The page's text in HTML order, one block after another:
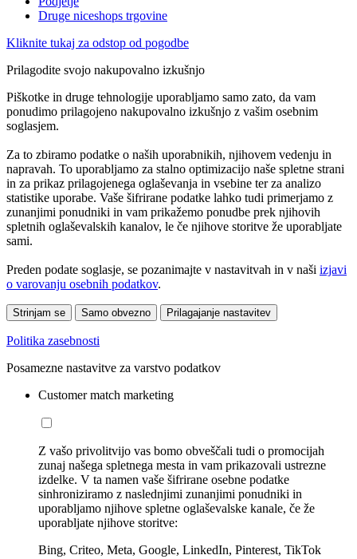
Druge niceshops trgovine
Kliknite tukaj za odstop od pogodbe
Prilagodite svojo nakupovalno izkušnjo
Piškotke in druge tehnologije uporabljamo samo zato, da vam
ponudimo prilagojeno nakupovalno izkušnjo z vašim osebnim
soglasjem.
Za to zbiramo podatke o naših uporabnikih, njihovem vedenju in
napravah. To uporabljamo za stalno optimizacijo naše spletne strani
in za prikaz prilagojenega oglaševanja in vsebine ter za analizo
statistike uporabe. Vaše šifrirane podatke lahko tudi primerjamo z
zunanjimi ponudniki in vam prikažemo ponudbe prek njihovih
spletnih oglaševalskih kanalov, le če njihove storitve že uporabljate
sami.
Preden podate soglasje, se pozanimajte v nastavitvah in v naši izjavi
o varovanju osebnih podatkov.
Strinjam se Samo obvezno Prilagajanje nastavitev
Politika zasebnosti
Posamezne nastavitve za varstvo podatkov
Customer match marketing
Z vašo privolitvijo vas bomo obveščali tudi o promocijah
zunaj našega spletnega mesta in vam prikazovali ustrezne
izdelke. V ta namen vaše šifrirane osebne podatke
sinhroniziramo z naslednjimi zunanjimi ponudniki in
uporabljamo njihove spletne oglaševalske kanale, če že
uporabljate njihove storitve:
Bing, Criteo, Meta, Google, LinkedIn, Pinterest, TikTok